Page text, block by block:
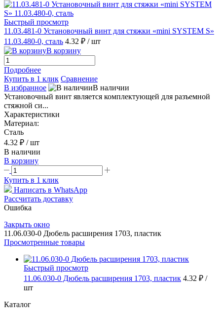
Быстрый просмотр
11.03.481-0 Установочный винт для стяжки «mini SYSTEM S»
11.03.480-0, сталь 4.32 ₽ / шт
В корзину
Подробнее
Купить в 1 клик Сравнение
В избранное
В наличии
Установочный винт является комплектующей для разъемной
стяжной си...
Характеристики
Материал:
Сталь
4.32 ₽ / шт
В наличии
В корзину
Купить в 1 клик
Написать в WhatsApp
Рассчитать доставку
Ошибка
Закрыть окно
11.06.030-0 Дюбель расширения 1703, пластик
Просмотренные товары
Быстрый просмотр
11.06.030-0 Дюбель расширения 1703, пластик 4.32 ₽ /
шт
Каталог